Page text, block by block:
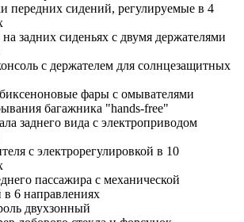
передних сидений, регулируемые в 4
задних сиденьях с двумя держателями
с держателем для солнцезащитных
фары с омывателями
багажника "hands-free"
заднего вида с электроприводом
с электрорегулировкой в 10
пассажира с механической
в 6 направлениях
двухзонный